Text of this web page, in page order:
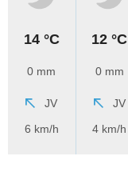
14 °C
0 mm
JV
6 km/h
12 °C
0 mm
JV
4 km/h